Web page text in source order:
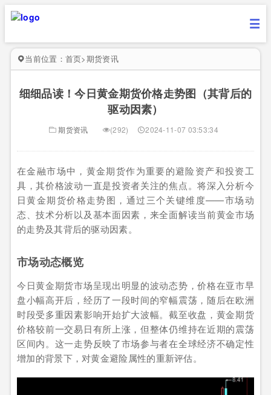
当前位置： 首页>期货资讯
细细品读！今日黄金期货价格走势图（其背后的
驱动因素）
期货资讯 (292) 2024-11-07 03:53:34
在金融市场中，黄金期货作为重要的避险资产和投资工
具，其价格波动一直是投资者关注的焦点。将深入分析今
日黄金期货价格走势图，通过三个关键维度——市场动
态、技术分析以及基本面因素，来全面解读当前黄金市场
的走势及其背后的驱动因素。
市场动态概览
今日黄金期货市场呈现出明显的波动态势，价格在亚市早
盘小幅高开后，经历了一段时间的窄幅震荡，随后在欧洲
时段受多重因素影响开始扩大波幅。截至收盘，黄金期货
价格较前一交易日有所上涨，但整体仍维持在近期的震荡
区间内。这一走势反映了市场参与者在全球经济不确定性
增加的背景下，对黄金避险属性的重新评估。